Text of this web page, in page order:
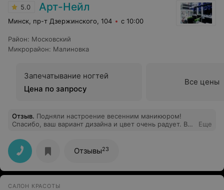
5.0 Арт-Нейл
Минск, пр-т Дзержинского, 104 с 10:00
Район: Московский
Микрорайон: Малиновка
Запечатывание ногтей
Цена по запросу
Все цены
Отзыв. Подняли настроение весенним маникюром!
Спасибо, ваш вариант дизайна и цвет очень радует. Все
Еще
Отзывы23
САЛОН КРАСОТЫ